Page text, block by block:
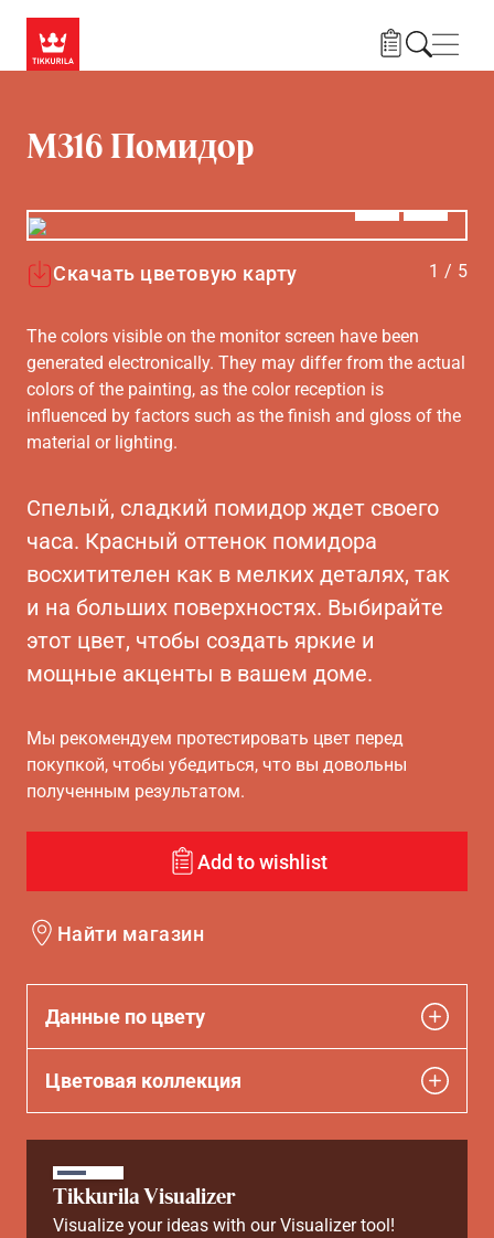
M316 Помидор
Скачать цветовую карту 1 / 5
The colors visible on the monitor screen have been
generated electronically. They may differ from the actual
colors of the painting, as the color reception is
influenced by factors such as the finish and gloss of the
material or lighting.
Спелый, сладкий помидор ждет своего
часа. Красный оттенок помидора
восхитителен как в мелких деталях, так
и на больших поверхностях. Выбирайте
этот цвет, чтобы создать яркие и
мощные акценты в вашем доме.
Мы рекомендуем протестировать цвет перед
покупкой, чтобы убедиться, что вы довольны
полученным результатом.
Add to wishlist
Найти магазин
Данные по цвету
Цветовая коллекция
Tikkurila Visualizer
Visualize your ideas with our Visualizer tool!